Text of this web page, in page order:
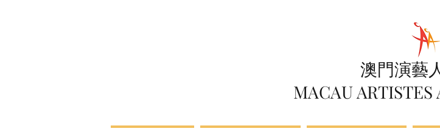
澳門演藝
MACAU ARTISTES